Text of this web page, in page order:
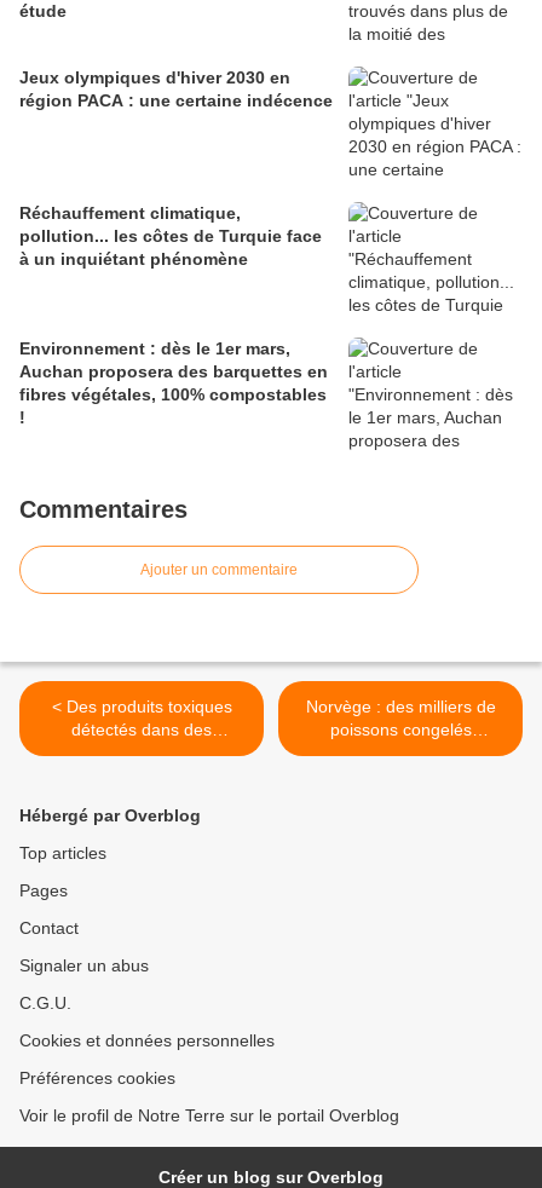
étude
Jeux olympiques d'hiver 2030 en
région PACA : une certaine indécence
Réchauffement climatique,
pollution... les côtes de Turquie face
à un inquiétant phénomène
Environnement : dès le 1er mars,
Auchan proposera des barquettes en
fibres végétales, 100% compostables
!
Commentaires
Ajouter un commentaire
< Des produits toxiques
détectés dans des
vêtements pour enfants
Norvège : des milliers de
poissons congelés
instantanément à cause
Hébergé par Overblog
Top articles
Pages
Contact
Signaler un abus
C.G.U.
Cookies et données personnelles
Préférences cookies
Voir le profil de Notre Terre sur le portail Overblog
Créer un blog sur Overblog